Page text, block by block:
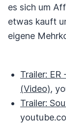
es sich um
etwas kauft
eigene
Trailer: ER
(Video),
Trailer: